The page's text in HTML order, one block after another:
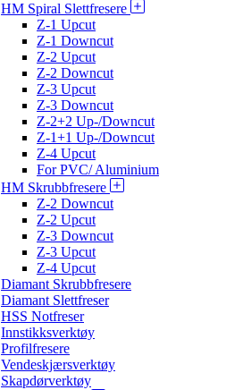
HM Spiral Slettfresere
Z-1 Upcut
Z-1 Downcut
Z-2 Upcut
Z-2 Downcut
Z-3 Upcut
Z-3 Downcut
Z-2+2 Up-/Downcut
Z-1+1 Up-/Downcut
Z-4 Upcut
For PVC/ Aluminium
HM Skrubbfresere
Z-2 Downcut
Z-2 Upcut
Z-3 Downcut
Z-3 Upcut
Z-4 Upcut
Diamant Skrubbfresere
Diamant Slettfreser
HSS Notfreser
Innstikksverktøy
Profilfresere
Vendeskjærsverktøy
Skapdørverktøy